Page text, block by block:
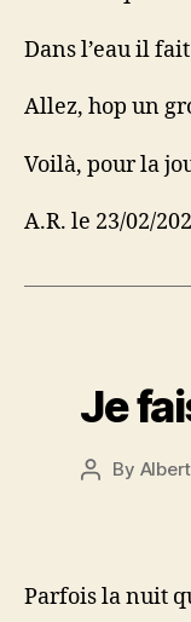
Dans l’eau il
Allez, hop un
Voilà, pour la
A.R. le 23/02/
Je
Post
By
Parfois la nuit